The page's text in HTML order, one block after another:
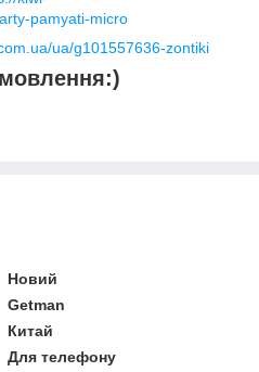
pamyati-micro
ua/g101557636-zontiki
Новий
Getman
Китай
Для телефону